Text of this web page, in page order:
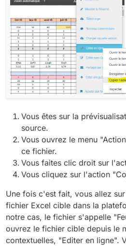
Vous êtes sur la
source.
Vous ouvrez le menu
ce fichier.
Vous faites clic droit sur
Vous cliquez sur l'action
Une fois c'est fait, vous allez
fichier Excel cible dans la
notre cas, le fichier s'appelle
ouvrez le fichier cible depuis le
contextuelles, "Editer en ligne".